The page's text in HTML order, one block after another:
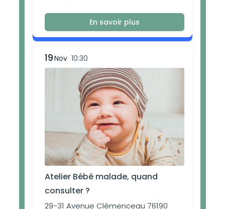
En savoir plus
19Nov 10:30
Atelier Bébé malade, quand
consulter ?
29-31 Avenue Clémenceau 76190